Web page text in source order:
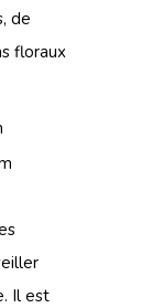
de
floraux
Il est